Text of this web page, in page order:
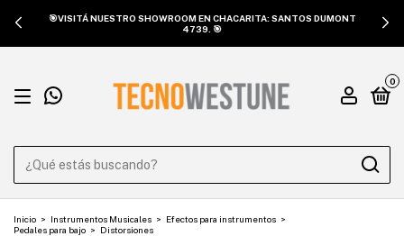
🎯VISITÁ NUESTRO SHOWROOM EN CHACARITA: SANTOS DUMONT
4739. 🎯
0
Inicio > Instrumentos Musicales > Efectos para instrumentos >
Pedales para bajo > Distorsiones